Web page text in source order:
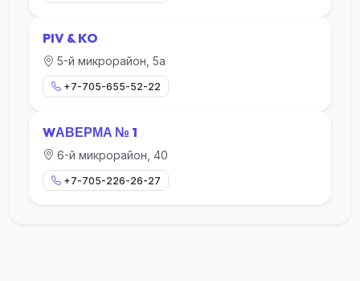
PIV & KO
5-й микрорайон, 5а
+7-705-655-52-22
WАВЕРМА № 1
6-й микрорайон, 40
+7-705-226-26-27